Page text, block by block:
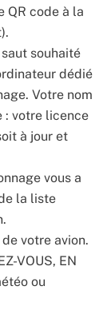
QR code à la
souhaité
dédié
Votre nom
: votre licence
à jour et
vous a
la liste
votre avion.
VOUS, EN
ou